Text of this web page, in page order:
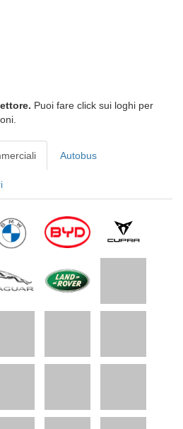
Puoi fare click sui loghi per
Autobus